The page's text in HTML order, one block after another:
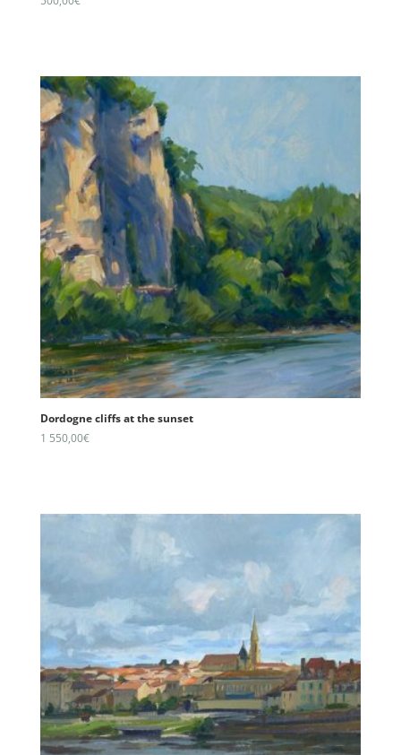
Dordogne cliffs at the sunset
1 550,00€